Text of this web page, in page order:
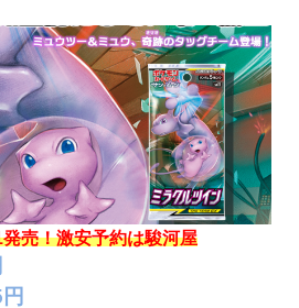
売！激安予約は駿河屋